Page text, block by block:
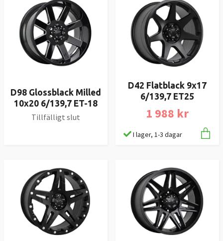
D98 Glossblack Milled
10x20 6/139,7 ET-18
Tillfälligt slut
D42 Flatblack 9x17
6/139,7 ET25
1 988 kr
I lager, 1-3 dagar